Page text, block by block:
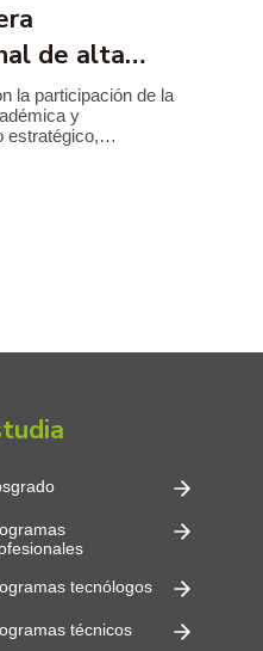
de alta
la participación de la
y
estratégico,
para alcanzar la
tecnólogos
técnicos